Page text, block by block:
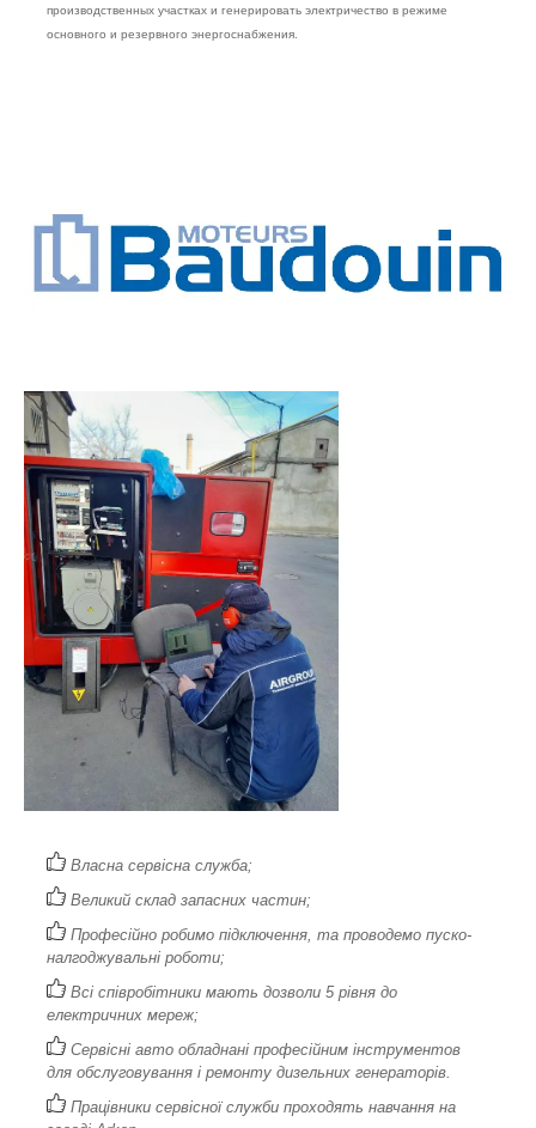
производственных участках и генерировать электричество в режиме
основного и резервного энергоснабжения.
Власна сервісна служба;
Великий склад запасних частин;
Професійно робимо підключення, та проводемо пуско-
налгоджувальні роботи;
Всі співробітники мають дозволи 5 рівня до
електричних мереж;
Сервісні авто обладнані професійним інструментов
для обслуговування і ремонту дизельних генераторів.
Працівники сервісної служби проходять навчання на